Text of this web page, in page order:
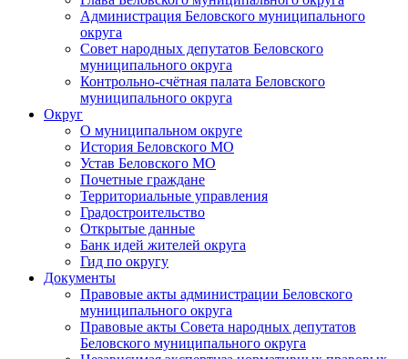
Администрация Беловского муниципального
округа
Совет народных депутатов Беловского
муниципального округа
Контрольно-счётная палата Беловского
муниципального округа
Округ
О муниципальном округе
История Беловского МО
Устав Беловского МО
Почетные граждане
Территориальные управления
Градостроительство
Открытые данные
Банк идей жителей округа
Гид по округу
Документы
Правовые акты администрации Беловского
муниципального округа
Правовые акты Совета народных депутатов
Беловского муниципального округа